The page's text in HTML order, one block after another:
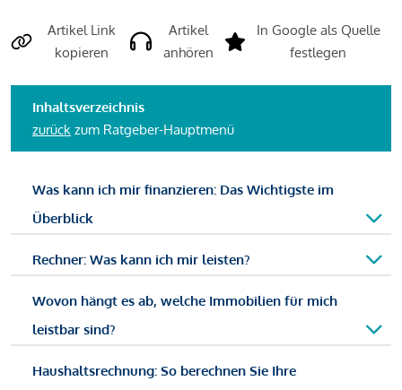
Artikel Link
kopieren
Artikel
anhören
In Google als Quelle
festlegen
Inhaltsverzeichnis
zurück zum Ratgeber-Hauptmenü
Was kann ich mir finanzieren: Das Wichtigste im
Überblick
Rechner: Was kann ich mir leisten?
Wovon hängt es ab, welche Immobilien für mich
leistbar sind?
Haushaltsrechnung: So berechnen Sie Ihre